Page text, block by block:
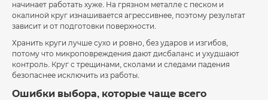
начинает работать хуже. На грязном металле с песком и
окалиной круг изнашивается агрессивнее, поэтому результат
зависит и от подготовки поверхности.
Хранить круги лучше сухо и ровно, без ударов и изгибов,
потому что микроповреждения дают дисбаланс и ухудшают
контроль. Круг с трещинами, сколами и следами падения
безопаснее исключить из работы.
Ошибки выбора, которые чаще всего